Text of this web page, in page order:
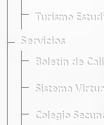
Turismo
Servicios
Boletín de
Sistema
Colegio